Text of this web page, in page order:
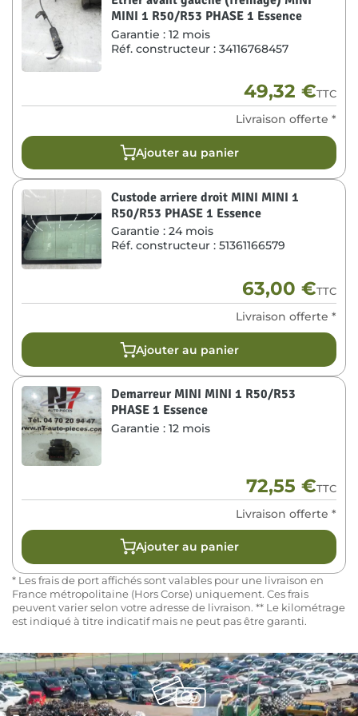
MINI 1 R50/R53 PHASE 1 Essence
Garantie : 12 mois
Réf. constructeur : 34116768457
49,32 €TTC
Livraison offerte *
Ajouter au panier
Custode arriere droit MINI MINI 1
R50/R53 PHASE 1 Essence
Garantie : 24 mois
Réf. constructeur : 51361166579
63,00 €TTC
Livraison offerte *
Ajouter au panier
Demarreur MINI MINI 1 R50/R53
PHASE 1 Essence
Garantie : 12 mois
72,55 €TTC
Livraison offerte *
Ajouter au panier
* Les frais de port affichés sont valables pour une livraison en
France métropolitaine (Hors Corse) uniquement. Ces frais
peuvent varier selon votre adresse de livraison. ** Le kilométrage
est indiqué à titre indicatif mais ne peut pas être garanti.